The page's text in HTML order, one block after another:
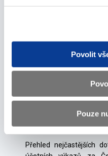
Povolit
Pouze
Účetní výkazy za
Otázky -
výkaznictví
Přehled nejčastějších